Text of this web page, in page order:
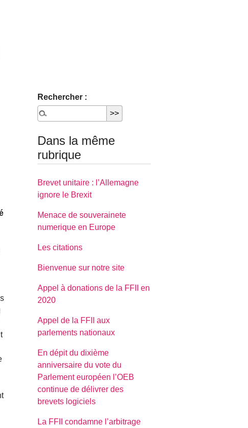
Rechercher :
Dans la même
rubrique
Brevet unitaire : l’Allemagne
ignore le Brexit
Menace de souverainete
numerique en Europe
Les citations
Bienvenue sur notre site
Appel à donations de la FFII en
2020
Appel de la FFII aux
parlements nationaux
En dépit du dixième
anniversaire du vote du
Parlement européen l’OEB
continue de délivrer des
brevets logiciels
La FFII condamne l’arbitrage